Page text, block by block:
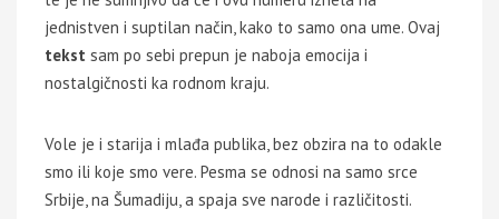
jednistven i suptilan način, kako to samo ona ume. Ovaj
tekst sam po sebi prepun je naboja emocija i
nostalgičnosti ka rodnom kraju.
Vole je i starija i mlađa publika, bez obzira na to odakle
smo ili koje smo vere. Pesma se odnosi na samo srce
Srbije, na Šumadiju, a spaja sve narode i različitosti.